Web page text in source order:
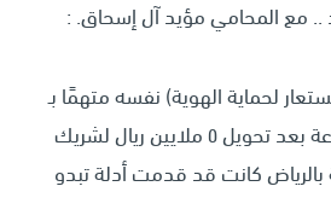
مع المحامي مؤيد آل إسحاق. :
لحماية الهوية) نفسه متهمًا بـ
تمويل أنشطة غير مشروعة بعد تحويل ٥ ملايين ريال لشريك
بالرياض كانت قد قدمت أدلة تبدو